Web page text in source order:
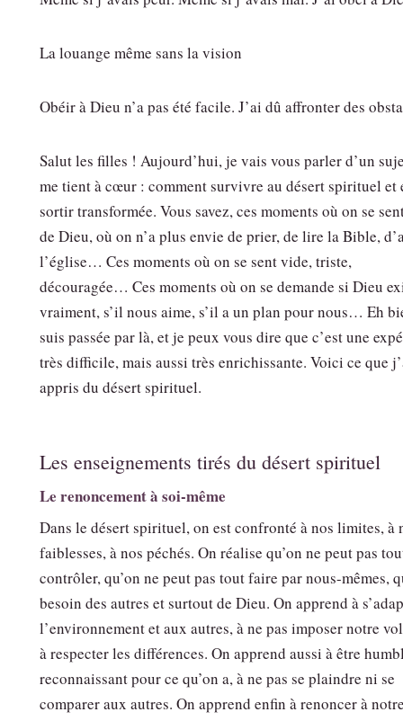
La louange même sans la vision
Obéir à Dieu n’a pas été facile. J’ai dû affronter des
Salut les filles ! Aujourd’hui, je vais vous parler d’un
me tient à cœur : comment survivre au désert spirituel et
sortir transformée. Vous savez, ces moments où on se
de Dieu, où on n’a plus envie de prier, de lire la Bible,
l’église… Ces moments où on se sent vide, triste,
découragée… Ces moments où on se demande si Dieu
vraiment, s’il nous aime, s’il a un plan pour nous… Eh
suis passée par là, et je peux vous dire que c’est une
très difficile, mais aussi très enrichissante. Voici ce que
appris du désert spirituel.
Les enseignements tirés du désert spirituel
Le renoncement à soi-même
Dans le désert spirituel, on est confronté à nos limites, à
faiblesses, à nos péchés. On réalise qu’on ne peut pas
contrôler, qu’on ne peut pas tout faire par nous-mêmes,
besoin des autres et surtout de Dieu. On apprend à
l’environnement et aux autres, à ne pas imposer notre
à respecter les différences. On apprend aussi à être
reconnaissant pour ce qu’on a, à ne pas se plaindre ni se
comparer aux autres. On apprend enfin à renoncer à